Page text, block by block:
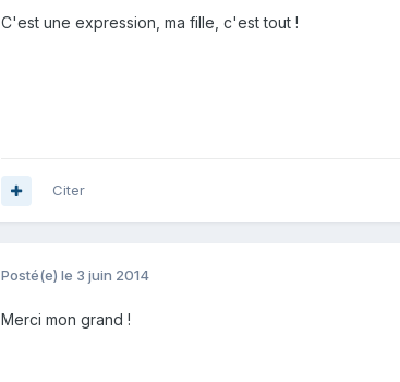
C'est une expression, ma fille, c'est tout !
Citer
Posté(e) le 3 juin 2014
Merci mon grand !